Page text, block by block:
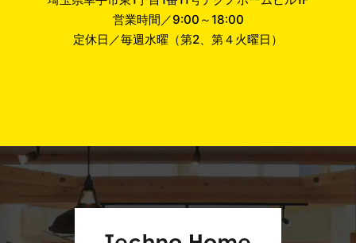
営業時間／9:00～18:00
定休日／毎週水曜（第2、第４火曜日）